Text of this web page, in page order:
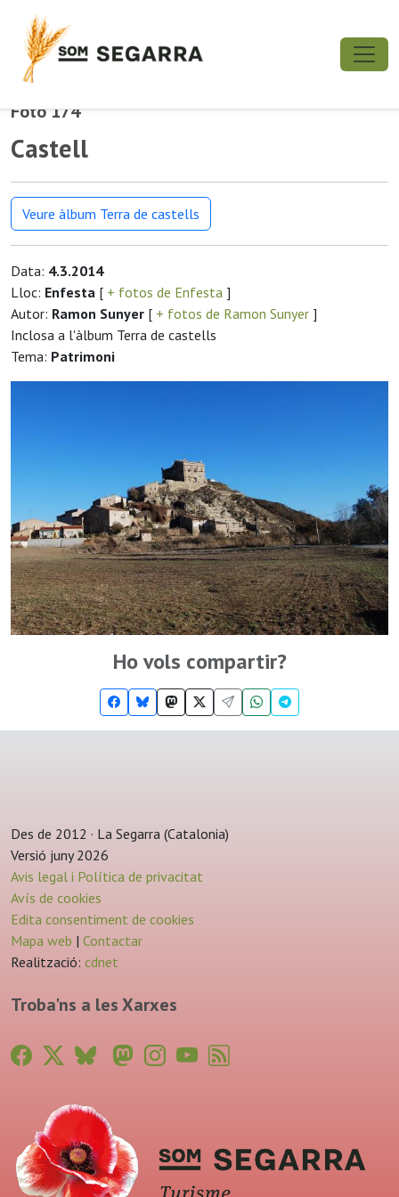
Foto 174
Castell
Veure àlbum Terra de castells
Data: 4.3.2014
Lloc: Enfesta [ + fotos de Enfesta ]
Autor: Ramon Sunyer [ + fotos de Ramon Sunyer ]
Inclosa a l'àlbum Terra de castells
Tema: Patrimoni
Ho vols compartir?
Des de 2012 · La Segarra (Catalonia)
Versió juny 2026
Avis legal i Política de privacitat
Avís de cookies
Edita consentiment de cookies
Mapa web | Contactar
Realització: cdnet
Troba'ns a les Xarxes